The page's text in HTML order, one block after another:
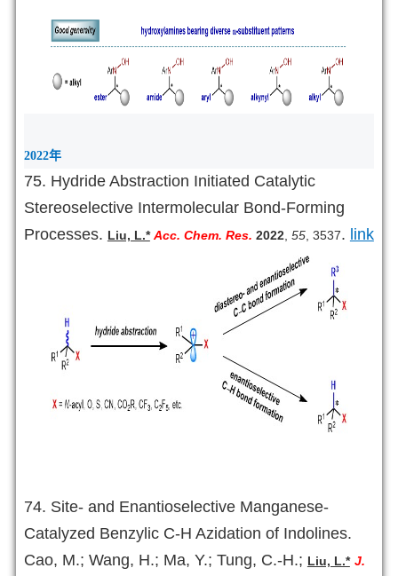
2022年
75. Hydride Abstraction Initiated Catalytic
Stereoselective Intermolecular Bond-Forming
Processes. Liu, L.* Acc. Chem. Res. 2022, 55, 3537. link
74. Site- and Enantioselective Manganese-
Catalyzed Benzylic C-H Azidation of Indolines.
Cao, M.; Wang, H.; Ma, Y.; Tung, C.-H.; Liu, L.* J.